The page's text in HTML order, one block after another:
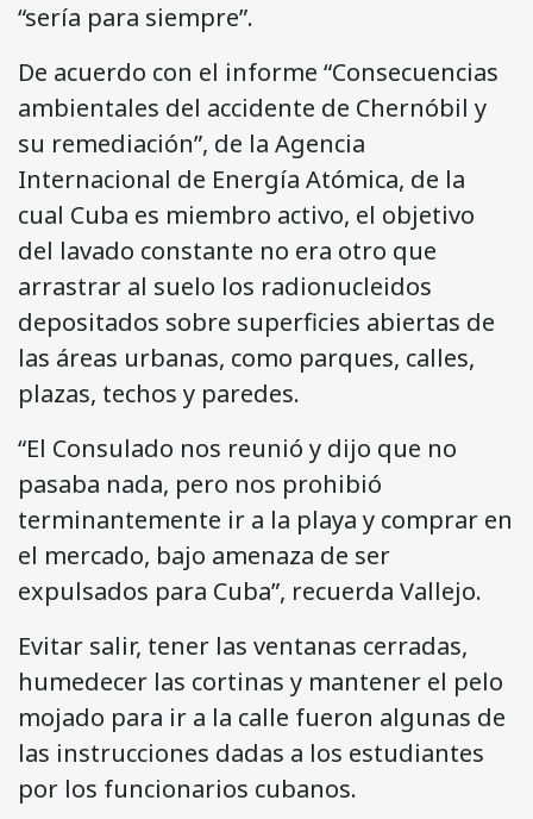
“sería para siempre”.
De acuerdo con el informe “Consecuencias
ambientales del accidente de Chernóbil y
su remediación”, de la Agencia
Internacional de Energía Atómica, de la
cual Cuba es miembro activo, el objetivo
del lavado constante no era otro que
arrastrar al suelo los radionucleidos
depositados sobre superficies abiertas de
las áreas urbanas, como parques, calles,
plazas, techos y paredes.
“El Consulado nos reunió y dijo que no
pasaba nada, pero nos prohibió
terminantemente ir a la playa y comprar en
el mercado, bajo amenaza de ser
expulsados para Cuba”, recuerda Vallejo.
Evitar salir, tener las ventanas cerradas,
humedecer las cortinas y mantener el pelo
mojado para ir a la calle fueron algunas de
las instrucciones dadas a los estudiantes
por los funcionarios cubanos.